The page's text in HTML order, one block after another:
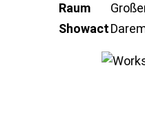
Raum
Showact